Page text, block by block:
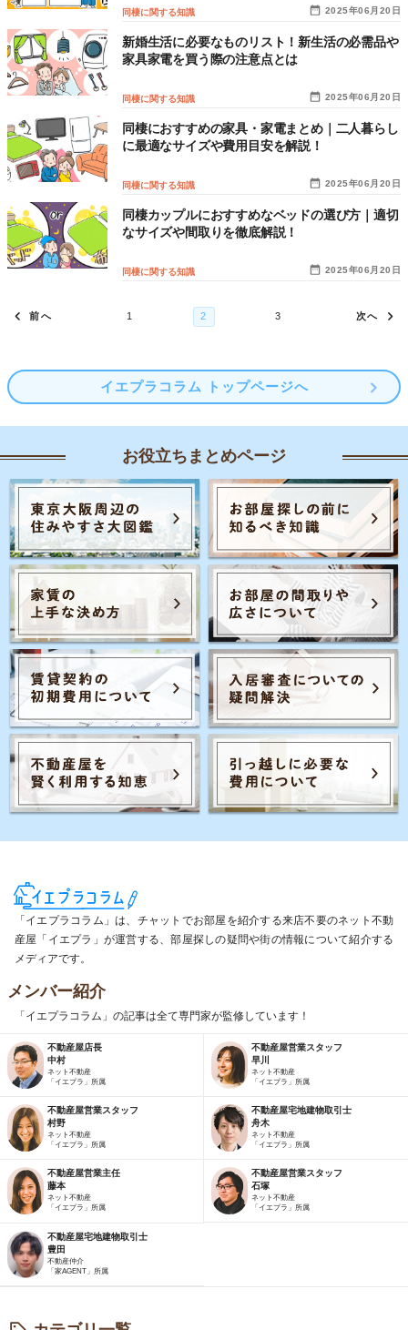
2025年06月20日
同棲に関する知識
2025年06月20日
同棲に関する知識
新婚生活に必要なものリスト！新生活の必需品や
家具家電を買う際の注意点とは
2025年06月20日
同棲に関する知識
同棲におすすめの家具・家電まとめ｜二人暮らし
に最適なサイズや費用目安を解説！
2025年06月20日
同棲に関する知識
同棲カップルにおすすめなベッドの選び方｜適切
なサイズや間取りを徹底解説！
Posts navigation 2
イエプラコラム トップページへ
お役立ちまとめページ
「イエプラコラム」は、チャットでお部屋を紹介する来店不要のネット不動
産屋「イエプラ」が運営する、部屋探しの疑問や街の情報について紹介する
メディアです。
メンバー紹介
「イエプラコラム」の記事は全て専門家が監修しています！
不動産屋店長
中村
ネット不動産
「イエプラ」所属
不動産屋営業スタッフ
早川
ネット不動産
「イエプラ」所属
不動産屋営業スタッフ
村野
ネット不動産
「イエプラ」所属
不動産屋宅地建物取引士
舟木
ネット不動産
「イエプラ」所属
不動産屋営業主任
藤本
ネット不動産
「イエプラ」所属
不動産屋営業スタッフ
石塚
ネット不動産
「イエプラ」所属
不動産屋宅地建物取引士
豊田
不動産仲介
「家AGENT」所属